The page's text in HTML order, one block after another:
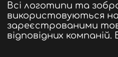
Всі логотипи та
використовуються
зареєстрованими
відповідних компаній.